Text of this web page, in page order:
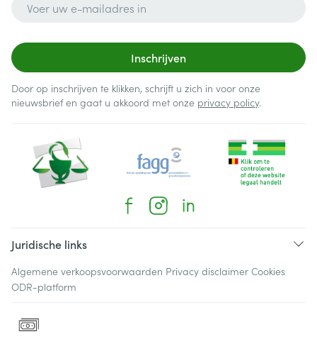
Inschrijven
Door op inschrijven te klikken, schrijft u zich in voor onze
nieuwsbrief en gaat u akkoord met onze privacy policy.
Juridische links
Algemene verkoopsvoorwaarden Privacy disclaimer Cookies
ODR-platform